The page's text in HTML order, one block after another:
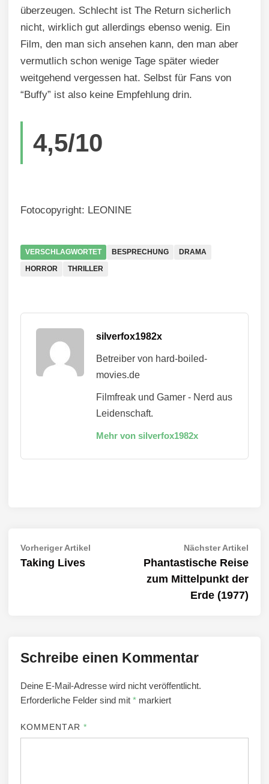
überzeugen. Schlecht ist The Return sicherlich
nicht, wirklich gut allerdings ebenso wenig. Ein
Film, den man sich ansehen kann, den man aber
vermutlich schon wenige Tage später wieder
weitgehend vergessen hat. Selbst für Fans von
“Buffy” ist also keine Empfehlung drin.
4,5/10
Fotocopyright: LEONINE
VERSCHLAGWORTET BESPRECHUNG
DRAMA
HORROR
THRILLER
silverfox1982x
Betreiber von hard-boiled-
movies.de
Filmfreak und Gamer - Nerd aus
Leidenschaft.
Mehr von silverfox1982x
Beitragsnavigation
Vorheriger Artikel
Taking Lives
Nächster Artikel
Phantastische Reise
zum Mittelpunkt der
Erde (1977)
Schreibe einen Kommentar
Deine E-Mail-Adresse wird nicht veröffentlicht.
Erforderliche Felder sind mit * markiert
KOMMENTAR *